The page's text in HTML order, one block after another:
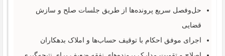
حل‌وفصل سریع پرونده‌ها از طریق جلسات صلح و سازش
قضایی
اجرای موفق احکام با توقیف حساب‌ها و املاک بدهکاران